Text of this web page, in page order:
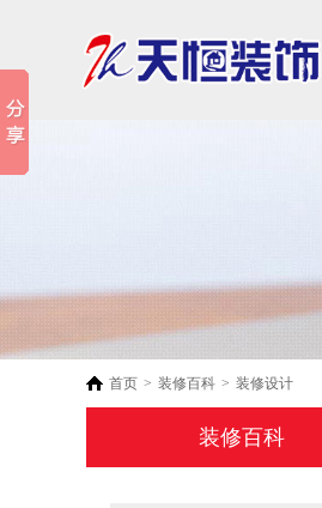
首页 > 装修百科 > 装修设计
装修百科